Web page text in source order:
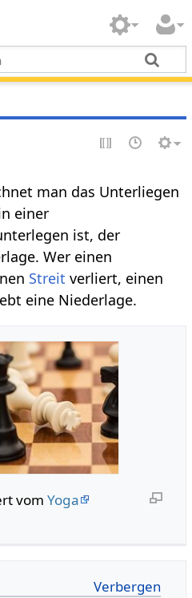
man das Unterliegen
einer
ist, der
Wer einen
Streit verliert, einen
eine Niederlage.
vom Yoga